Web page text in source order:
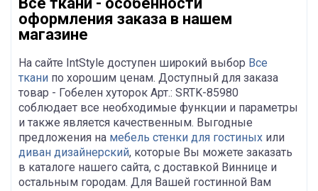
оформления заказа в нашем
магазине
На сайте IntStyle доступен широкий выбор Все
ткани по хорошим ценам. Доступный для заказа
товар - Гобелен хуторок Арт.: SRTK-85980
соблюдает все необходимые функции и параметры
и также является качественным. Выгодные
предложения на мебель стенки для гостиных или
диван дизайнерский, которые Вы можете заказать
в каталоге нашего сайта, с доставкой Виннице и
остальным городам. Для Вашей гостинной Вам